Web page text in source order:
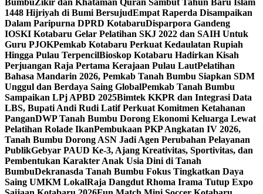
BumbuZikir dan Khataman Quran Sambut Tahun Baru Islam
1448 Hijriyah di Bumi BersujudEmpat Raperda Disampaikan
Dalam Paripurna DPRD KotabaruDisparpora Gandeng
IOSKI Kotabaru Gelar Pelatihan SKJ 2022 dan SAIH Untuk
Guru PJOKPemkab Kotabaru Perkuat Kedaulatan Rupiah
Hingga Pulau TerpencilBioskop Kotabaru Hadirkan Kisah
Perjuangan Raja Pertama Kerajaan Pulau LautPelatihan
Bahasa Mandarin 2026, Pemkab Tanah Bumbu Siapkan SDM
Unggul dan Berdaya Saing GlobalPemkab Tanah Bumbu
Sampaikan LPj APBD 2025Bimtek KKPR dan Integrasi Data
LBS, Bupati Andi Rudi Latif Perkuat Komitmen Ketahanan
PanganDWP Tanah Bumbu Dorong Ekonomi Keluarga Lewat
Pelatihan Rolade IkanPembukaan PKP Angkatan IV 2026,
Tanah Bumbu Dorong ASN Jadi Agen Perubahan Pelayanan
PublikGebyar PAUD Ke-3, Ajang Kreativitas, Sportivitas, dan
Pembentukan Karakter Anak Usia Dini di Tanah
BumbuDekranasda Tanah Bumbu Fokus Tingkatkan Daya
Saing UMKM LokalRaja Dangdut Rhoma Irama Tutup Expo